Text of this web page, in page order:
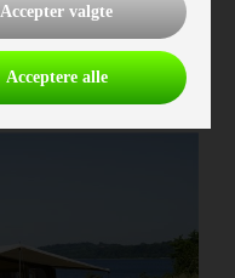
kr 6.239,-
Accepter valgte
Acceptere alle